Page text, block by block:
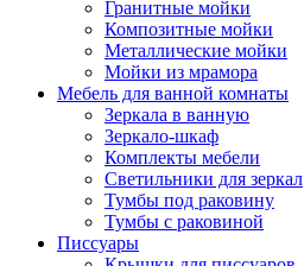
Гранитные мойки
Композитные мойки
Металлические мойки
Мойки из мрамора
Мебель для ванной комнаты
Зеркала в ванную
Зеркало-шкаф
Комплекты мебели
Светильники для зеркал
Тумбы под раковину
Тумбы с раковиной
Писсуары